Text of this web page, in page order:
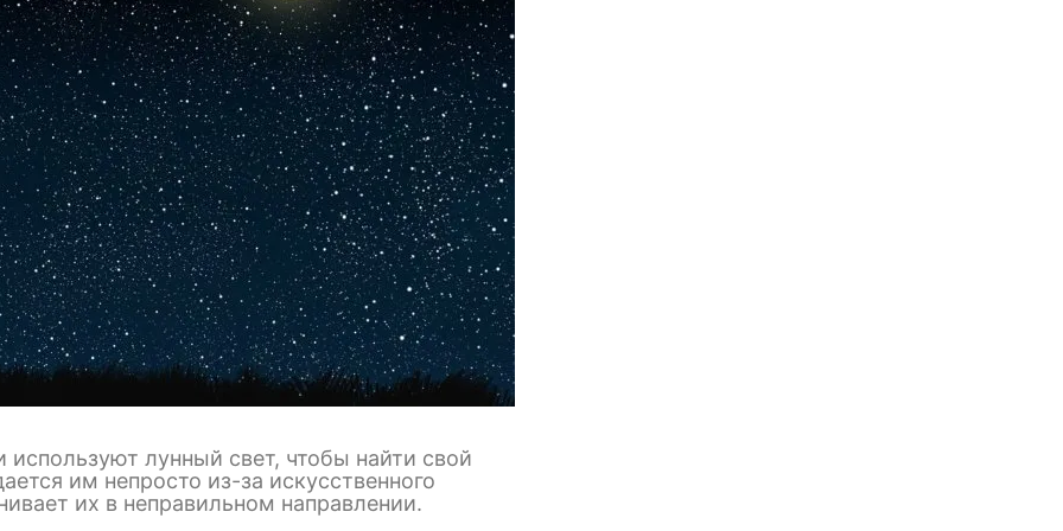
лунный свет, чтобы найти свой
им непросто из-за искусственного
их в неправильном направлении.